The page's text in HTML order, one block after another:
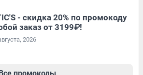
- скидка 20% по промокоду
заказ от 3199₽!
2026